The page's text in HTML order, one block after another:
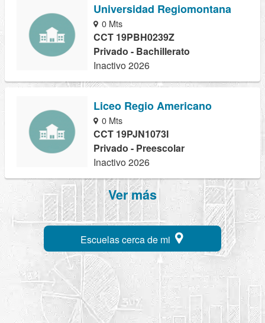
Universidad Regiomontana
0 Mts
CCT 19PBH0239Z
Privado - Bachillerato
Inactivo 2026
Liceo Regio Americano
0 Mts
CCT 19PJN1073I
Privado - Preescolar
Inactivo 2026
Ver más
Escuelas cerca de mi